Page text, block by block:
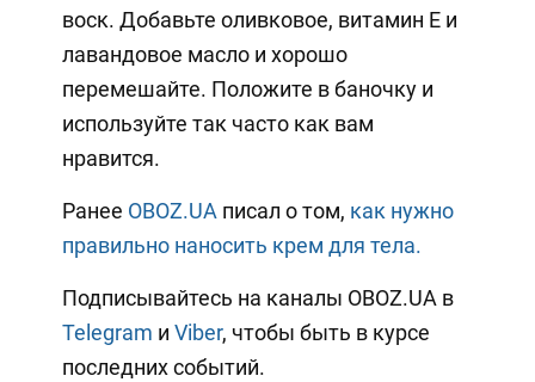
воск. Добавьте оливковое, витамин Е и
лавандовое масло и хорошо
перемешайте. Положите в баночку и
используйте так часто как вам
нравится.
Ранее OBOZ.UA писал о том, как нужно
правильно наносить крем для тела.
Подписывайтесь на каналы OBOZ.UA в
Telegram и Viber, чтобы быть в курсе
последних событий.